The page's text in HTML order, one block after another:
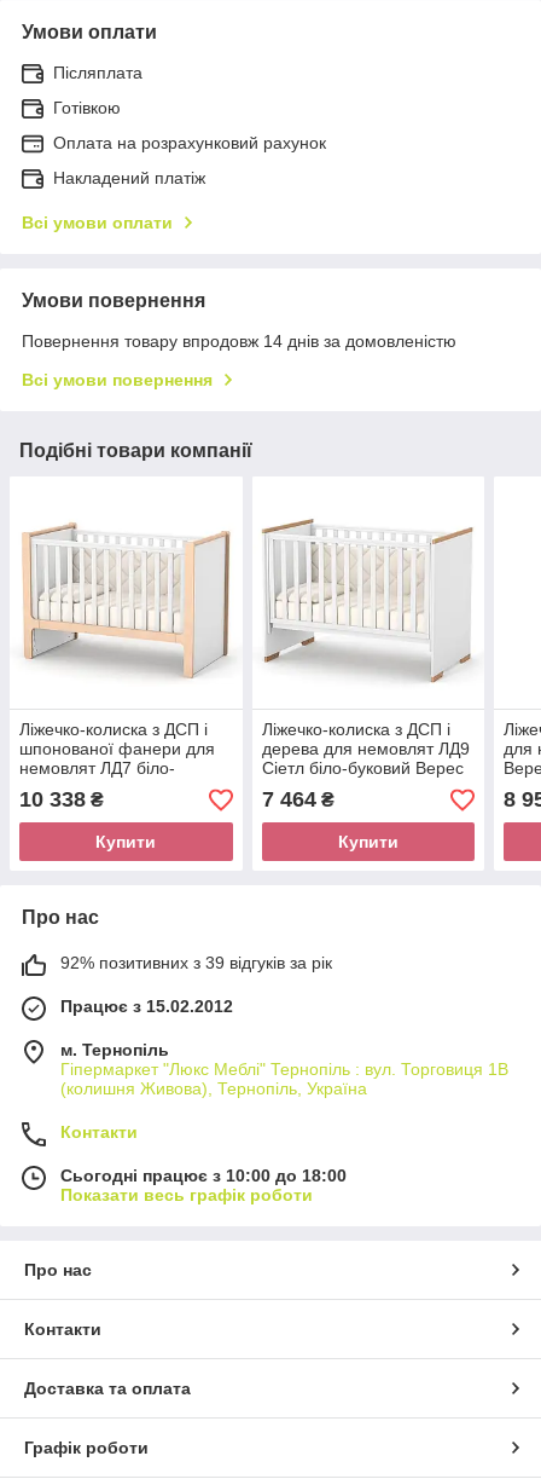
Умови оплати
Післяплата
Готівкою
Оплата на розрахунковий рахунок
Накладений платіж
Всі умови оплати
Умови повернення
Повернення товару впродовж 14 днів за домовленістю
Всі умови повернення
Подібні товари компанії
Ліжечко-колиска з ДСП і
шпонованої фанери для
немовлят ЛД7 біло-
буковий Верес
10 338 ₴
Купити
Ліжечко-колиска з ДСП і
дерева для немовлят ЛД9
Сіетл біло-буковий Верес
7 464₴
Купити
для
8
Про нас
92% позитивних з 39 відгуків за рік
Працює з 15.02.2012
м. Тернопіль
Гіпермаркет "Люкс Меблі" Тернопіль : вул. Торговиця 1В
(колишня Живова), Тернопіль, Україна
Контакти
Сьогодні працює з 10:00 до 18:00
Показати весь графік роботи
Про нас
Контакти
Доставка та оплата
Графік роботи